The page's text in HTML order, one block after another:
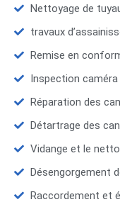
Nettoyage de
travaux
Remise en
Inspection
Réparation des
Détartrage des
Vidange et le
Désengorgement
Raccordement et